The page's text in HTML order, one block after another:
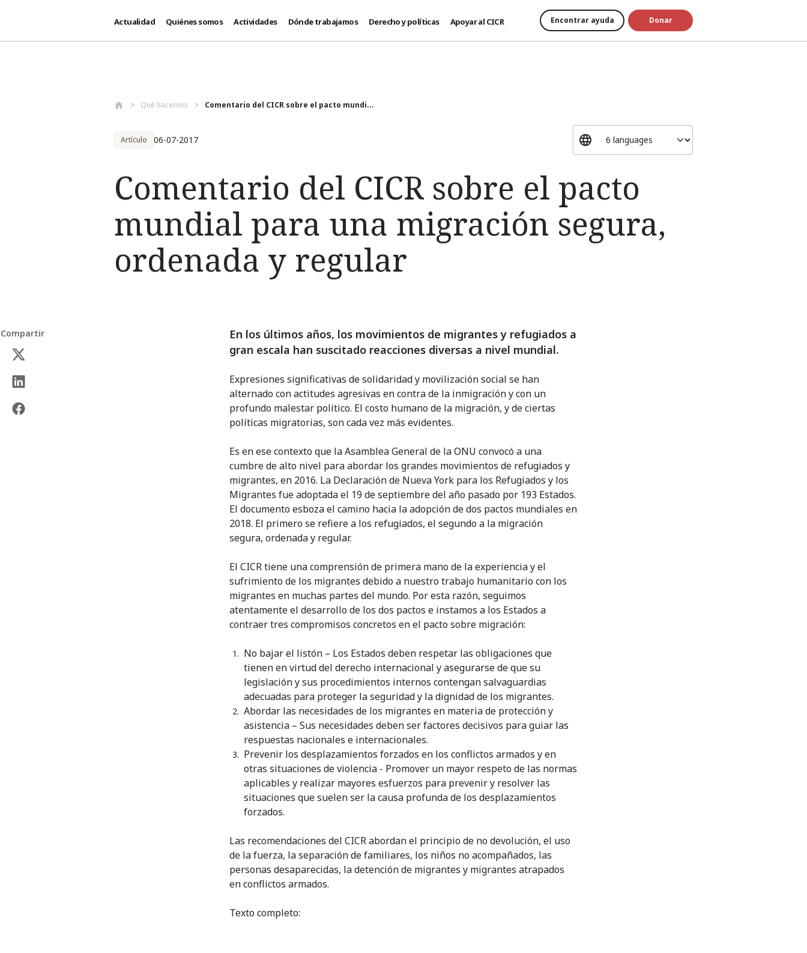
Actualidad Quiénes somos Actividades Dónde trabajamos Derecho y políticas Apoyar al CICR Encontrar ayuda Donar
Qué hacemos Comentario del CICR sobre el pacto mundi...
Artículo 06-07-2017
Comentario del CICR sobre el pacto
mundial para una migración segura,
ordenada y regular
Compartir
En los últimos años, los movimientos de migrantes y refugiados a
gran escala han suscitado reacciones diversas a nivel mundial.
Expresiones significativas de solidaridad y movilización social se han
alternado con actitudes agresivas en contra de la inmigración y con un
profundo malestar político. El costo humano de la migración, y de ciertas
políticas migratorias, son cada vez más evidentes.
Es en ese contexto que la Asamblea General de la ONU convocó a una
cumbre de alto nivel para abordar los grandes movimientos de refugiados y
migrantes, en 2016. La Declaración de Nueva York para los Refugiados y los
Migrantes fue adoptada el 19 de septiembre del año pasado por 193 Estados.
El documento esboza el camino hacia la adopción de dos pactos mundiales en
2018. El primero se refiere a los refugiados, el segundo a la migración
segura, ordenada y regular.
El CICR tiene una comprensión de primera mano de la experiencia y el
sufrimiento de los migrantes debido a nuestro trabajo humanitario con los
migrantes en muchas partes del mundo. Por esta razón, seguimos
atentamente el desarrollo de los dos pactos e instamos a los Estados a
contraer tres compromisos concretos en el pacto sobre migración:
No bajar el listón – Los Estados deben respetar las obligaciones que
tienen en virtud del derecho internacional y asegurarse de que su
legislación y sus procedimientos internos contengan salvaguardias
adecuadas para proteger la seguridad y la dignidad de los migrantes.
Abordar las necesidades de los migrantes en materia de protección y
asistencia – Sus necesidades deben ser factores decisivos para guiar las
respuestas nacionales e internacionales.
Prevenir los desplazamientos forzados en los conflictos armados y en
otras situaciones de violencia - Promover un mayor respeto de las normas
aplicables y realizar mayores esfuerzos para prevenir y resolver las
situaciones que suelen ser la causa profunda de los desplazamientos
forzados.
Las recomendaciones del CICR abordan el principio de no devolución, el uso
de la fuerza, la separación de familiares, los niños no acompañados, las
personas desaparecidas, la detención de migrantes y migrantes atrapados
en conflictos armados.
Texto completo: